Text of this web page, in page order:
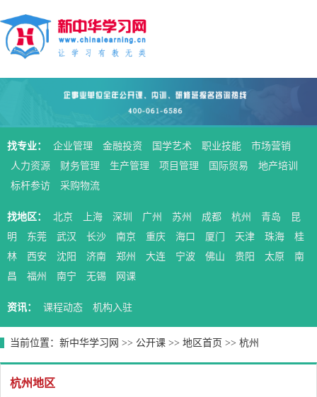
找专业： 企业管理 金融投资 国学艺术 职业技能
市场营销
人力资源
财务管理 生产管理 项目管理 国际贸易
地产培训
标杆参访
采购物流
找地区： 北京 上海 深圳 广州 苏州 成都 杭州 青岛
昆
明
东莞 武汉 长沙 南京 重庆 海口 厦门 天津 珠海
桂
林
西安 沈阳 济南 郑州 大连 宁波 佛山 贵阳 太原
南
昌
福州 南宁 无锡 网课
资讯： 课程动态 机构入驻
当前位置： 新中华学习网 >> 公开课 >> 地区首页 >> 杭州
杭州地区